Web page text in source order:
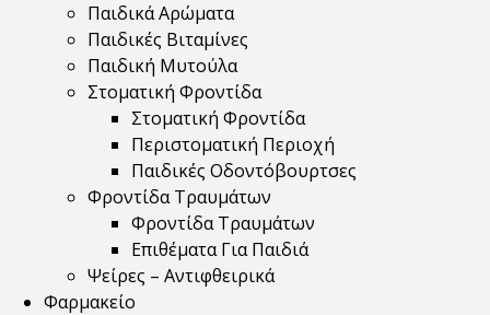
Παιδικά Αρώματα
Παιδικές Βιταμίνες
Παιδική Μυτούλα
Στοματική Φροντίδα
Στοματική Φροντίδα
Περιστοματική Περιοχή
Παιδικές Οδοντόβουρτσες
Φροντίδα Τραυμάτων
Φροντίδα Τραυμάτων
Επιθέματα Για Παιδιά
Ψείρες – Αντιφθειρικά
Φαρμακείο